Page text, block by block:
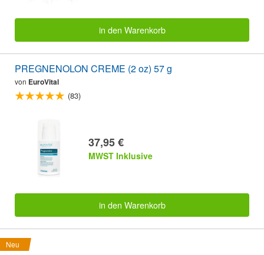
in den Warenkorb
PREGNENOLON CREME (2 oz) 57 g
von EuroVital
(83)
37,95 €
MWST Inklusive
in den Warenkorb
Neu